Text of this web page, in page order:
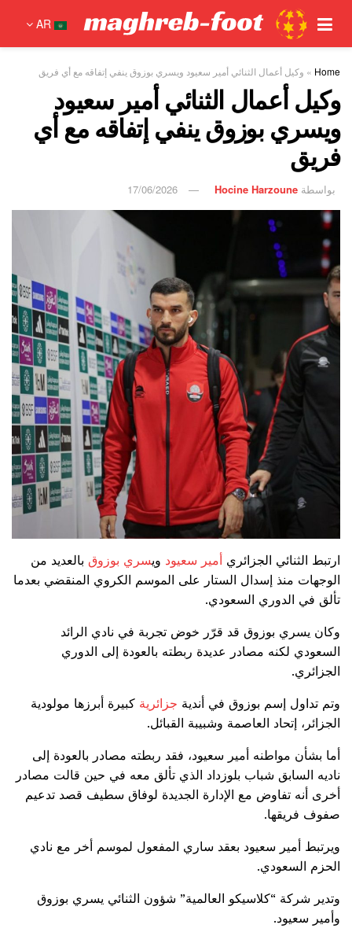
AR
Home
» وكيل أعمال الثنائي أمير سعيود ويسري بوزوق ينفي إتفاقه مع أي فريق
وكيل أعمال الثنائي أمير سعيود
ويسري بوزوق ينفي إتفاقه مع أي
فريق
بواسطة Hocine Harzoune
17/06/2026
ارتبط الثنائي الجزائري أمير سعيود ويسري بوزوق بالعديد من
الوجهات منذ إسدال الستار على الموسم الكروي المنقضي بعدما
تألق في الدوري السعودي.
وكان يسري بوزوق قد قرّر خوض تجربة في نادي الرائد
السعودي لكنه مصادر عديدة ربطته بالعودة إلى الدوري
الجزائري.
وتم تداول إسم بوزوق في أندية جزائرية كبيرة أبرزها مولودية
الجزائر، إتحاد العاصمة وشبيبة القبائل.
أما بشأن مواطنه أمير سعيود، فقد ربطته مصادر بالعودة إلى
ناديه السابق شباب بلوزداد الذي تألق معه في حين قالت مصادر
أخرى أنه تفاوض مع الإدارة الجديدة لوفاق سطيف قصد تدعيم
صفوف فريقها.
ويرتبط أمير سعيود بعقد ساري المفعول لموسم أخر مع نادي
الحزم السعودي.
وتدير شركة “كلاسيكو العالمية” شؤون الثنائي يسري بوزوق
وأمير سعيود.